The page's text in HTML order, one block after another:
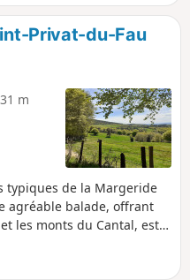
Privat-du-Fau
m
typiques de la Margeride
agréable balade, offrant
les monts du Cantal, est